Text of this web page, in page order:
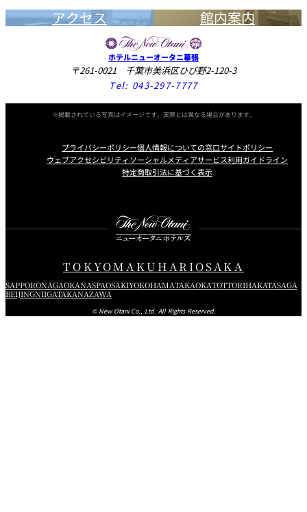
アクセス 館内案内
ホテルニューオータニ幕張
〒261-0021 千葉市美浜区ひび野2-120-3
Tel: 043-297-7777
※掲載されている写真はイメージです。実際とは異なる場合があります。
プライバシーポリシー個人情報についての窓口サイトポリシー
ウェブアクセシビリティソーシャルメディアサービス利用ガイドライン
特定商取引法に基づく表示
TOKYOMAKUHARIOSAKA
SAPPORONAGAOKANASPAOSAKIYOKOHAMATAKAOKATOTTORIHAKATASAGA
BEIJINGNIIGATAKANAZAWA
© New Otani Co., Ltd. All Rights Reserved.